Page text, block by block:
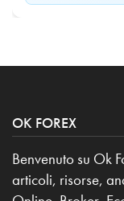
OK FOREX
Benvenuto su Ok
articoli, risorse,